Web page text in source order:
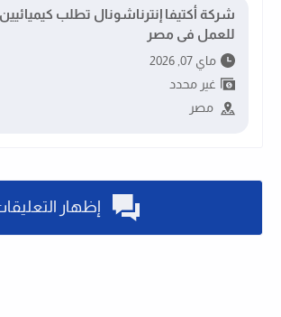
شركة أكتيفا إنترناشونال تطلب
للعمل فى مصر
ماي 07, 2026
غير محدد
مصر
إظهار